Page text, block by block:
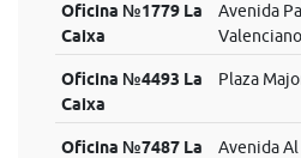
Oficina №1779 La
Caixa
Avenida
Oficina №4493 La
Caixa
Plaza
Oficina №7487 La
Avenida